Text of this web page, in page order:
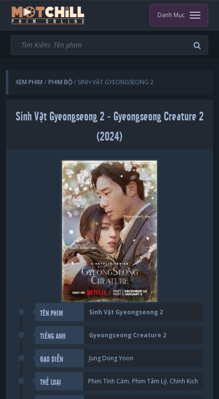
Danh Mục
XEM PHIM PHIM BỘ SINH VẬT GYEONGSEONG 2
Sinh Vật Gyeongseong 2 - Gyeongseong Creature 2
(2024)
TÊN PHIM Sinh Vật Gyeongseong 2
TIẾNG ANH Gyeongseong Creature 2
ĐẠO DIỄN Jung Dong Yoon
THỂ LOẠI Phim Tình Cảm, Phim Tâm Lý, Chính Kịch